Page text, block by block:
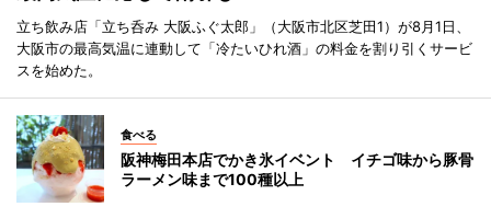
立ち飲み店「立ち呑み 大阪ふぐ太郎」（大阪市北区芝田1）が8月1日、
大阪市の最高気温に連動して「冷たいひれ酒」の料金を割り引くサービ
スを始めた。
食べる
阪神梅田本店でかき氷イベント イチゴ味から豚骨
ラーメン味まで100種以上